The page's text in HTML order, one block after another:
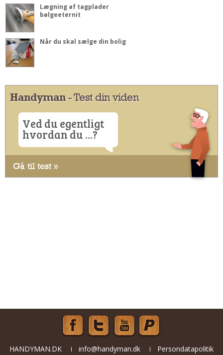
Lægning af tagplader
bølgeeternit
Når du skal sælge din bolig
Handyman- Test din viden
Ved du egentligt
hvordan du ...?
Gå til test »
HANDYMAN.DK info@handyman.dk Persondatapolitik